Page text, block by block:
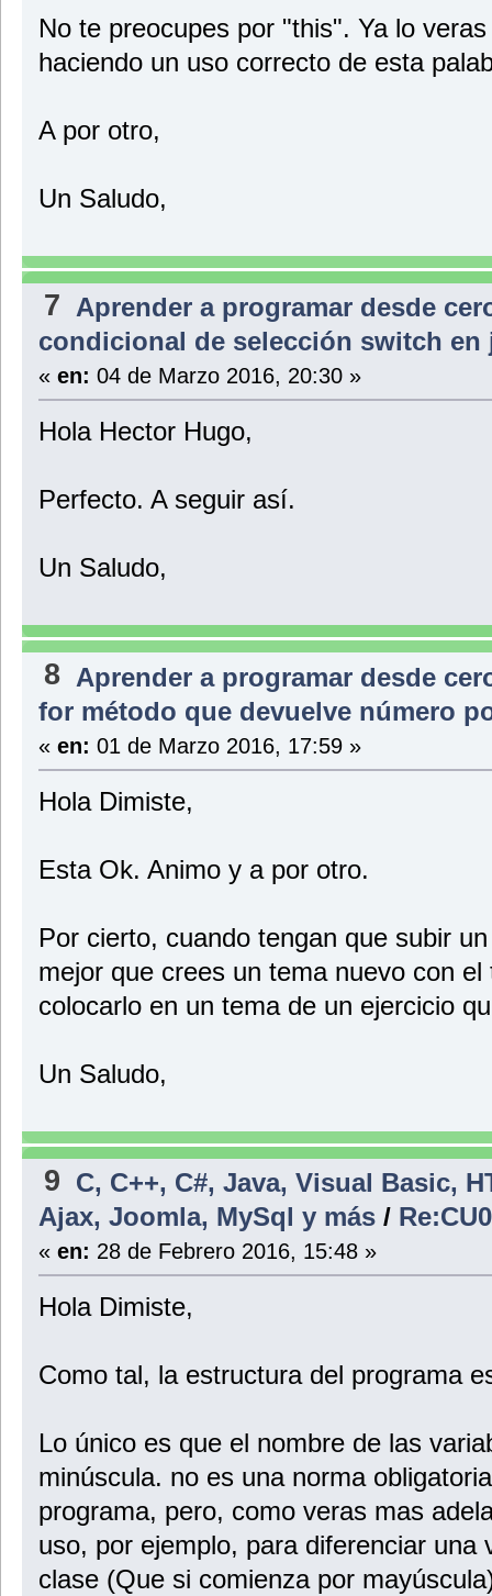
No te preocupes por "this". Ya lo
haciendo un uso correcto de esta
A por otro,
Un Saludo,
7 Aprender a programar desde
condicional de selección switch en
« en: 04 de Marzo 2016, 20:30 »
Hola Hector Hugo,
Perfecto. A seguir así.
Un Saludo,
8 Aprender a programar desde
for método que devuelve número
« en: 01 de Marzo 2016, 17:59 »
Hola Dimiste,
Esta Ok. Animo y a por otro.
Por cierto, cuando tengan que subir
mejor que crees un tema nuevo con
colocarlo en un tema de un ejercicio
Un Saludo,
9 C, C++, C#, Java, Visual Basic,
Ajax, Joomla, MySql y más/
« en: 28 de Febrero 2016, 15:48 »
Hola Dimiste,
Como tal, la estructura del programa
Lo único es que el nombre de las
minúscula. no es una norma
programa, pero, como veras mas
uso, por ejemplo, para diferenciar una
clase (Que si comienza por